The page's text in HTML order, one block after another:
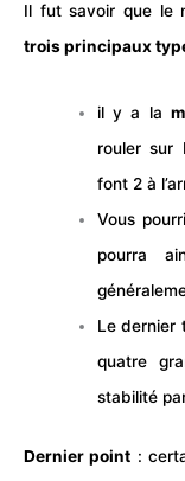
Il fut savoir que le
trois principaux
il y a la
rouler sur
font 2 à
Vous
pourra
Le dernier
quatre
stabilité
Dernier point :